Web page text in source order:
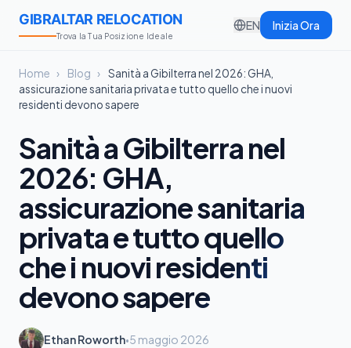
GIBRALTAR RELOCATION
Trova la Tua Posizione Ideale
EN Inizia Ora
Home › Blog › Sanità a Gibilterra nel 2026: GHA,
assicurazione sanitaria privata e tutto quello che i nuovi
residenti devono sapere
Sanità a Gibilterra nel
2026: GHA,
assicurazione sanitaria
privata e tutto quello
che i nuovi residenti
devono sapere
Ethan Roworth•5 maggio 2026